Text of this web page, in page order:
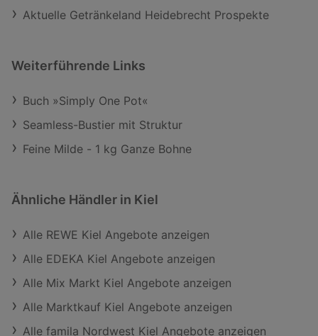
Aktuelle Getränkeland Heidebrecht Prospekte
Weiterführende Links
Buch »Simply One Pot«
Seamless-Bustier mit Struktur
Feine Milde - 1 kg Ganze Bohne
Ähnliche Händler in Kiel
Alle REWE Kiel Angebote anzeigen
Alle EDEKA Kiel Angebote anzeigen
Alle Mix Markt Kiel Angebote anzeigen
Alle Marktkauf Kiel Angebote anzeigen
Alle famila Nordwest Kiel Angebote anzeigen